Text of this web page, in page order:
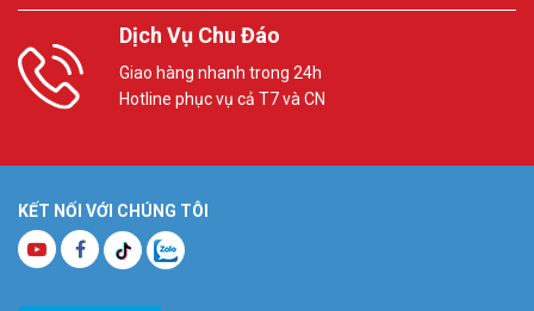
Dịch Vụ Chu Đáo
Giao hàng nhanh trong 24h
Hotline phục vụ cả T7 và CN
KẾT NỐI VỚI CHÚNG TÔI